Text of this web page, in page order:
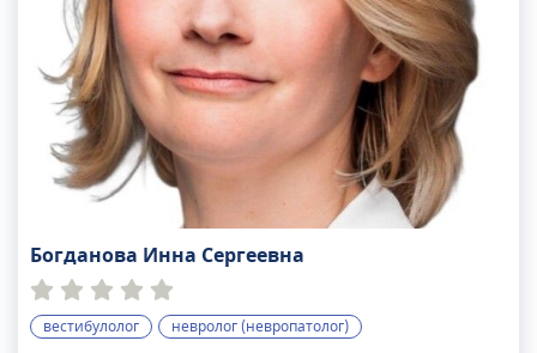
Богданова Инна Сергеевна
вестибулолог невролог (невропатолог)